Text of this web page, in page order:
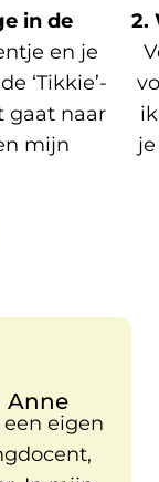
in de
en je
‘Tikkie’-
gaat naar
mijn
2.
Anne
eigen